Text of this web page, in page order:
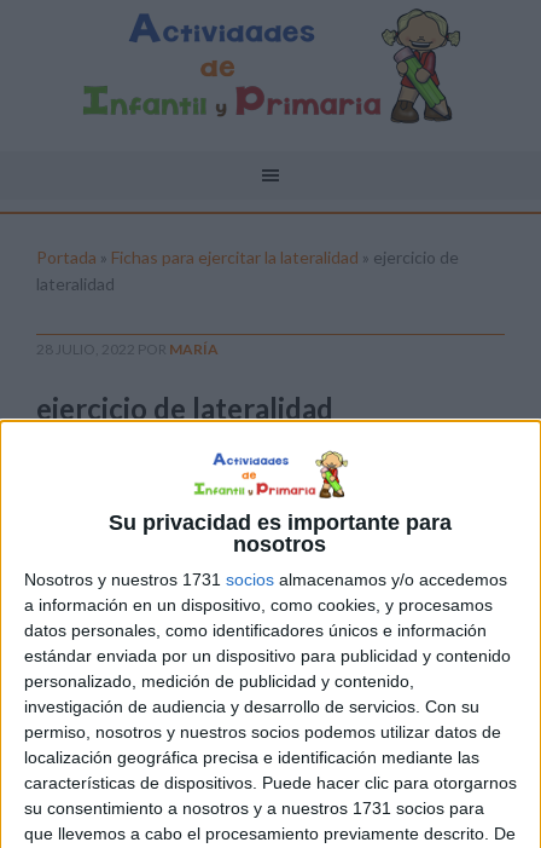
Su privacidad es importante para
nosotros
Nosotros y nuestros 1731 socios almacenamos y/o accedemos
a información en un dispositivo, como cookies, y procesamos
datos personales, como identificadores únicos e información
estándar enviada por un dispositivo para publicidad y contenido
personalizado, medición de publicidad y contenido,
investigación de audiencia y desarrollo de servicios. Con su
permiso, nosotros y nuestros socios podemos utilizar datos de
localización geográfica precisa e identificación mediante las
características de dispositivos. Puede hacer clic para otorgarnos
su consentimiento a nosotros y a nuestros 1731 socios para
que llevemos a cabo el procesamiento previamente descrito. De
Portada » Fichas para ejercitar la lateralidad » ejercicio de
lateralidad
28 JULIO, 2022 POR MARÍA
ejercicio de lateralidad
Pulsa sobre el enlace para descargar el
ejercicio de lateralidad